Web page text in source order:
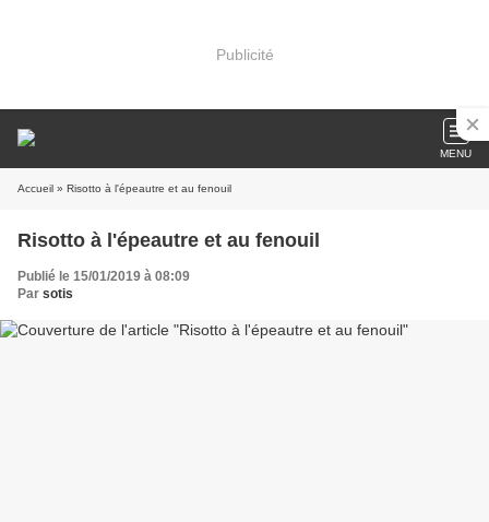
Publicité
MENU
Accueil » Risotto à l'épeautre et au fenouil
Risotto à l'épeautre et au fenouil
Publié le 15/01/2019 à 08:09
Par sotis